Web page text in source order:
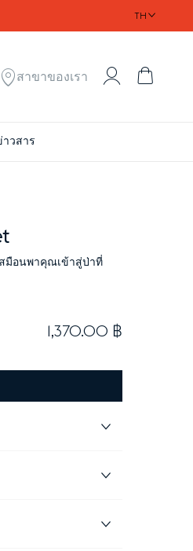
TH
สาขาของเรา My Account
าวสาร
มือนพาคุณเข้าสู่ป่าที่
1,370.00 ฿